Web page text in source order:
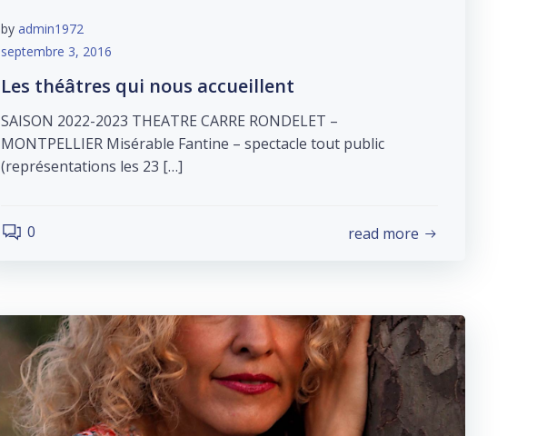
by admin1972
septembre 3, 2016
Les théâtres qui nous accueillent
SAISON 2022-2023 THEATRE CARRE RONDELET –
MONTPELLIER Misérable Fantine – spectacle tout public
(représentations les 23 […]
0 read more